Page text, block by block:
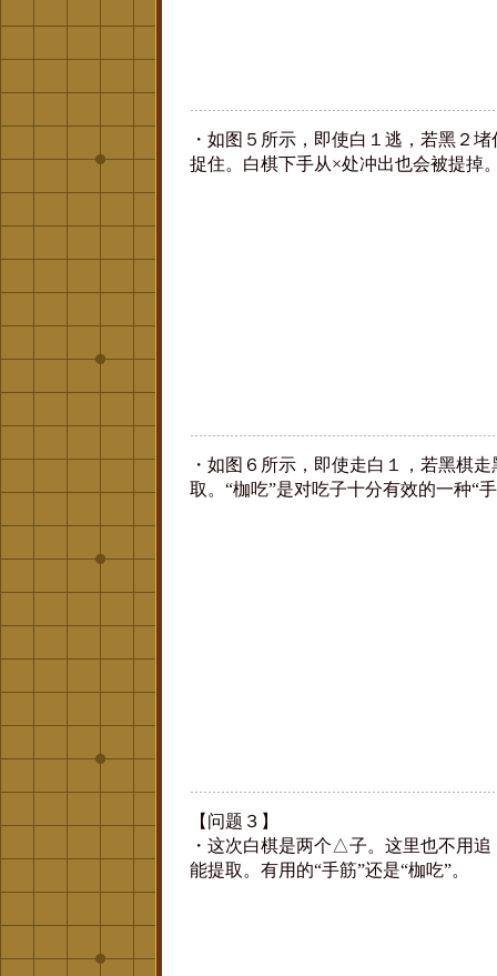
・如图５所示，即使白１逃，若黑２
捉住。白棋下手从×处冲出也会被提掉
・如图６所示，即使走白１，若黑棋
取。“枷吃”是对吃子十分有效的一种“
【问题３】
・这次白棋是两个△子。这里也不用追
能提取。有用的“手筋”还是“枷吃”。